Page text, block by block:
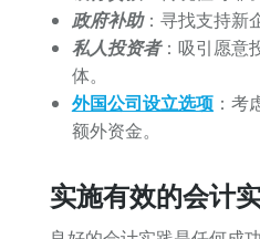
政府补助：寻找支持新
私人投资者：吸引愿意
体。
外国公司设立选项：考
额外资金。
实施有效的会计